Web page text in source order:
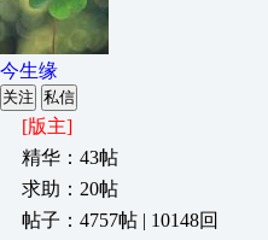
今生缘
关注 私信
[版主]
精华：43帖
求助：20帖
帖子：4757帖 | 10148回